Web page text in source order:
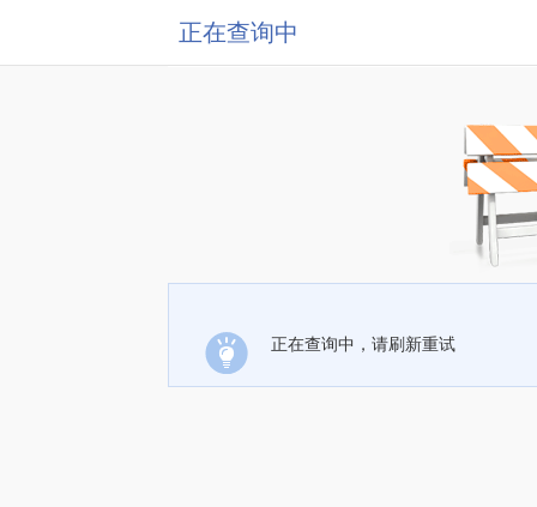
正在查询中
正在查询中，请刷新重试